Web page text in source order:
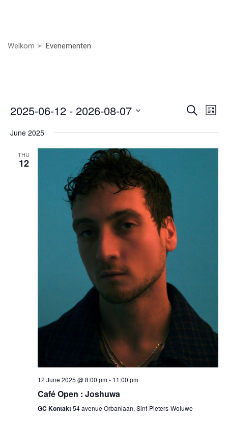
Welkom Evenementen
en
Zoeken
Lijst
2025-06-12 - 2026-08-07
een
June 2025
THU
12
12 June 2025 @ 8:00 pm- 11:00 pm
Café Open : Joshuwa
GC Kontakt54 avenue Orbanlaan, Sint-Pieters-Woluwe